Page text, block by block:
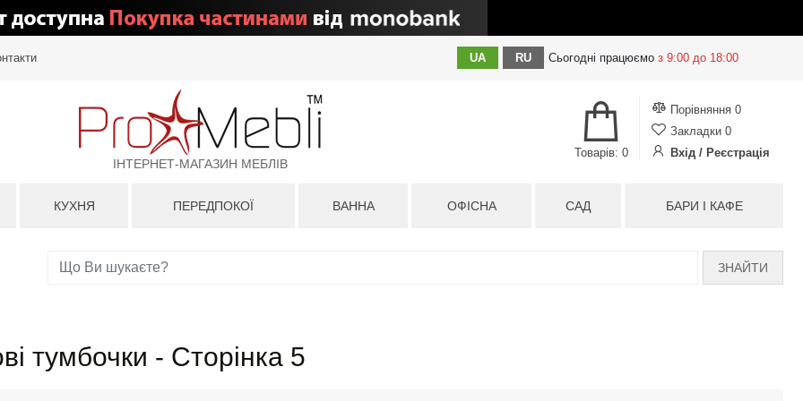
UA RU Сьогодні працюємо з 9:00 до 18:00
ІНТЕРНЕТ-МАГАЗИН МЕБЛІВ
Порівняння 0
Закладки 0
Вхід / Реєстрація
Товарів: 0
КУХНЯ ПЕРЕДПОКОЇ ВАННА ОФІСНА САД БАРИ І КАФЕ
ЗНАЙТИ
тумбочки - Сторінка 5